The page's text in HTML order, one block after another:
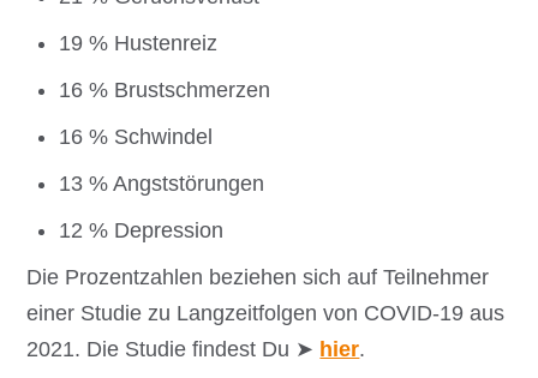
19 % Hustenreiz
16 % Brustschmerzen
16 % Schwindel
13 % Angststörungen
12 % Depression
Die Prozentzahlen beziehen sich auf Teilnehmer
einer Studie zu Langzeitfolgen von COVID-19 aus
2021. Die Studie findest Du ➤ hier.